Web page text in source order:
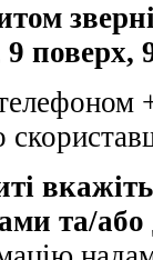
поверх,
та/